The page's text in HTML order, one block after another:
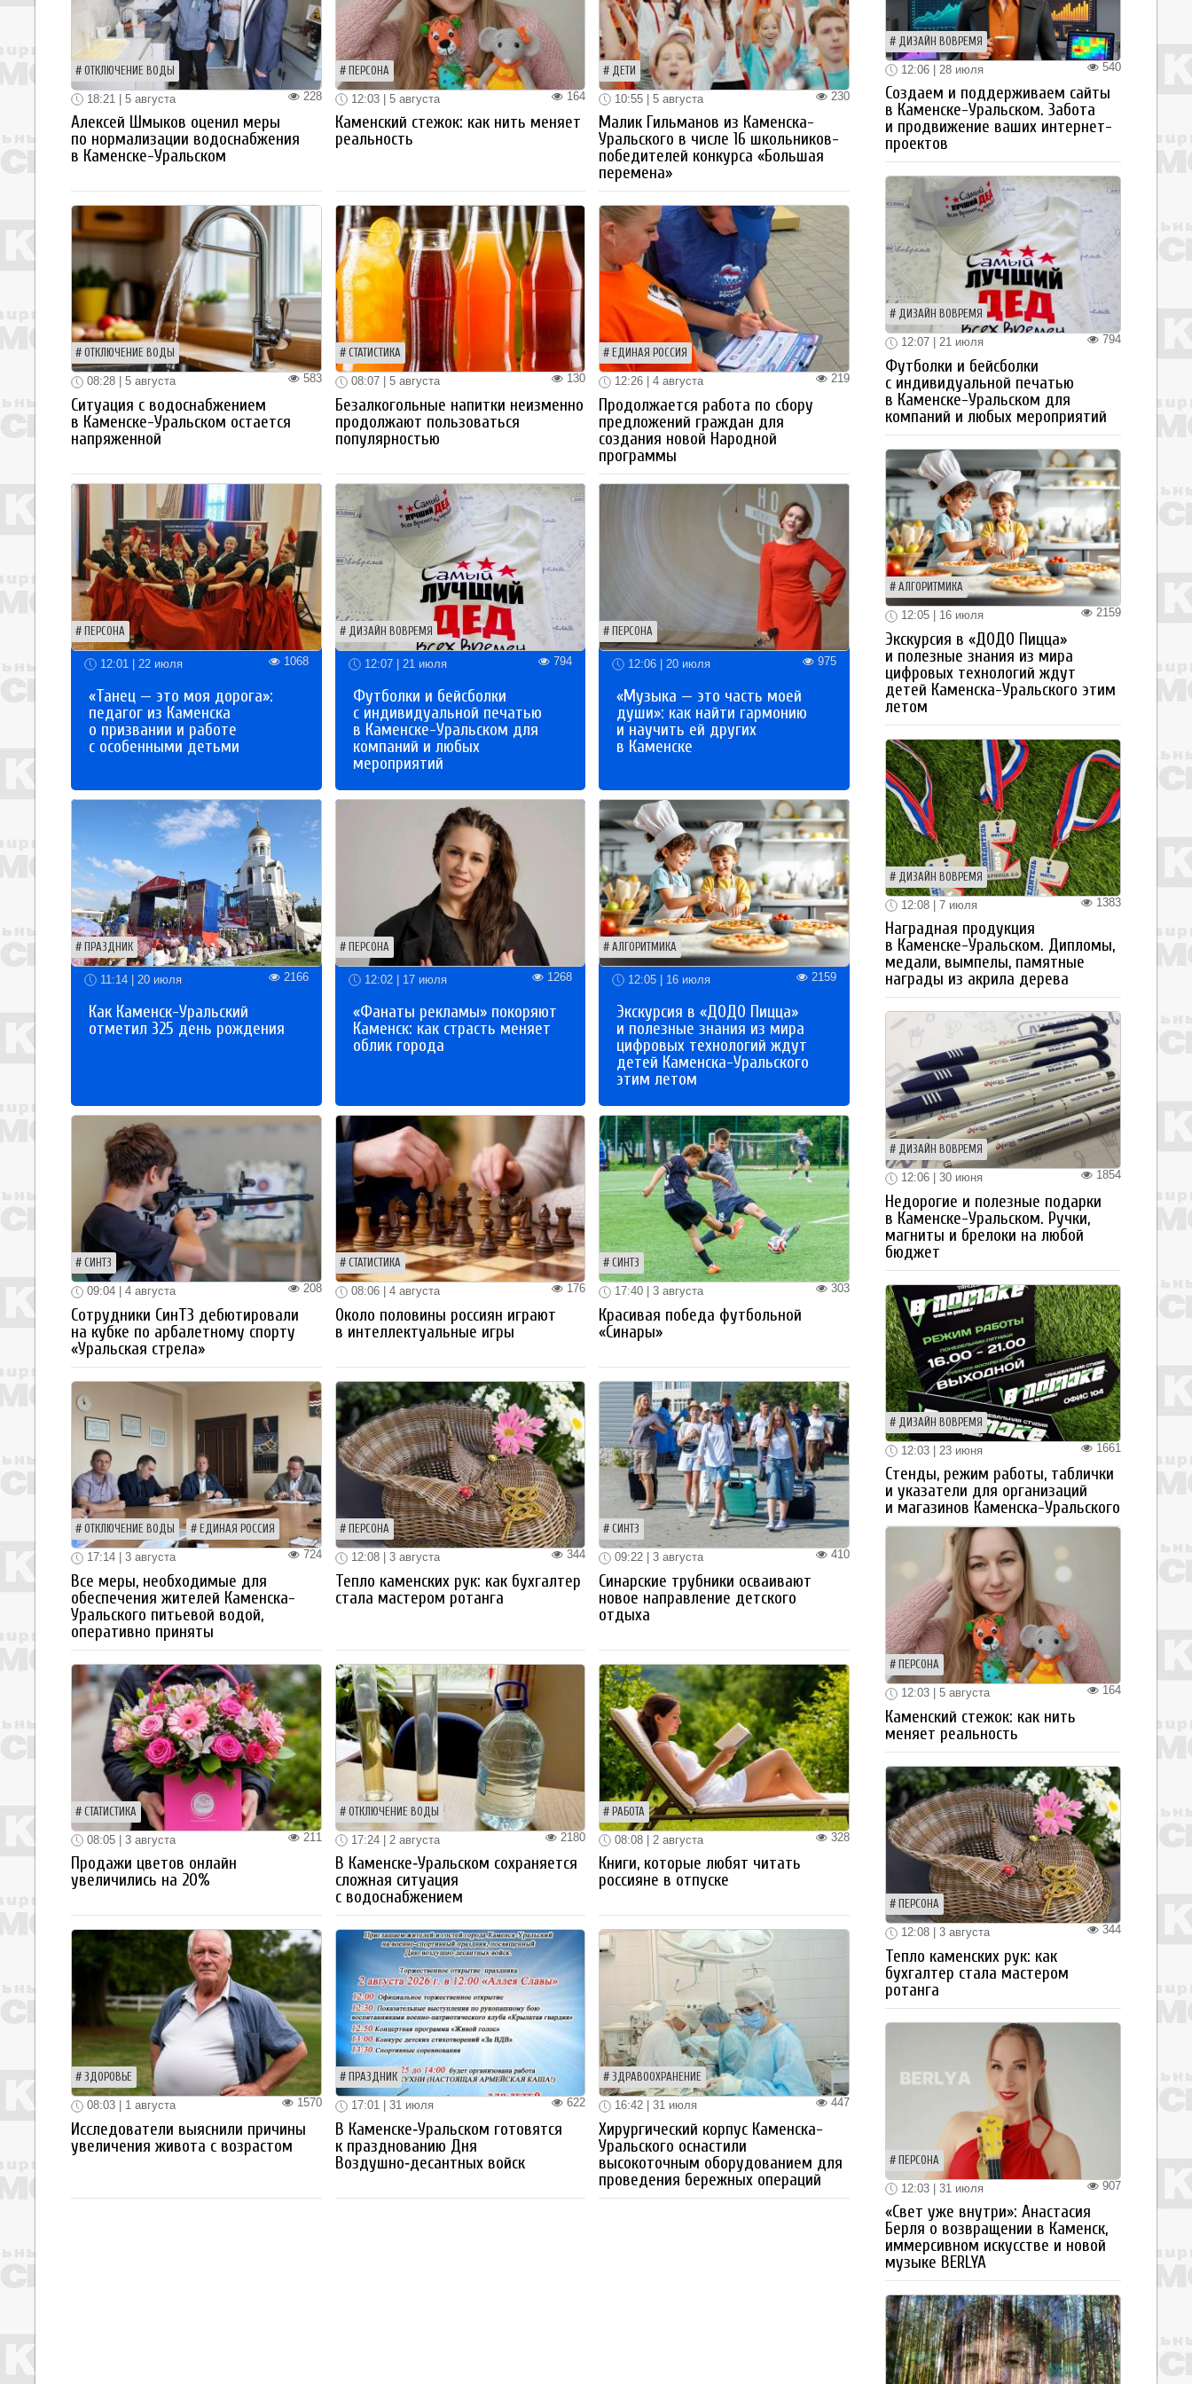
ОТКЛЮЧЕНИЕ ВОДЫ
228
18:21 | 5 августа
Алексей Шмыков оценил меры
по нормализации водоснабжения
в Каменске-Уральском
ПЕРСОНА
164
12:03 | 5 августа
Каменский стежок: как нить меняет
реальность
ДЕТИ
230
10:55 | 5 августа
Малик Гильманов из Каменска-
Уральского в числе 16 школьников-
победителей конкурса «Большая
перемена»
ОТКЛЮЧЕНИЕ ВОДЫ
583
08:28 | 5 августа
Ситуация с водоснабжением
в Каменске-Уральском остается
напряженной
СТАТИСТИКА
130
08:07 | 5 августа
Безалкогольные напитки неизменно
продолжают пользоваться
популярностью
ЕДИНАЯ РОССИЯ
219
12:26 | 4 августа
Продолжается работа по сбору
предложений граждан для
создания новой Народной
программы
ПЕРСОНА
12:01 | 22 июля 1068
«Танец — это моя дорога»:
педагог из Каменска
о призвании и работе
с особенными детьми
ДИЗАЙН ВОВРЕМЯ
12:07 | 21 июля 794
Футболки и бейсболки
с индивидуальной печатью
в Каменске-Уральском для
компаний и любых
мероприятий
ПЕРСОНА
12:06 | 20 июля 975
«Музыка — это часть моей
души»: как найти гармонию
и научить ей других
в Каменске
ПРАЗДНИК
11:14 | 20 июля 2166
Как Каменск-Уральский
отметил 325 день рождения
ПЕРСОНА
12:02 | 17 июля 1268
«Фанаты рекламы» покоряют
Каменск: как страсть меняет
облик города
АЛГОРИТМИКА
12:05 | 16 июля 2159
Экскурсия в «ДОДО Пицца»
и полезные знания из мира
цифровых технологий ждут
детей Каменска-Уральского
этим летом
СИНТЗ
208
09:04 | 4 августа
Сотрудники СинТЗ дебютировали
на кубке по арбалетному спорту
«Уральская стрела»
СТАТИСТИКА
176
08:06 | 4 августа
Около половины россиян играют
в интеллектуальные игры
СИНТЗ
303
17:40 | 3 августа
Красивая победа футбольной
«Синары»
ОТКЛЮЧЕНИЕ ВОДЫ ЕДИНАЯ РОССИЯ
724
17:14 | 3 августа
Все меры, необходимые для
обеспечения жителей Каменска-
Уральского питьевой водой,
оперативно приняты
ПЕРСОНА
344
12:08 | 3 августа
Тепло каменских рук: как бухгалтер
стала мастером ротанга
СИНТЗ
410
09:22 | 3 августа
Синарские трубники осваивают
новое направление детского
отдыха
СТАТИСТИКА
211
08:05 | 3 августа
Продажи цветов онлайн
увеличились на 20%
ОТКЛЮЧЕНИЕ ВОДЫ
2180
17:24 | 2 августа
В Каменске‑Уральском сохраняется
сложная ситуация
с водоснабжением
РАБОТА
328
08:08 | 2 августа
Книги, которые любят читать
россияне в отпуске
ЗДОРОВЬЕ
1570
08:03 | 1 августа
Исследователи выяснили причины
увеличения живота с возрастом
ПРАЗДНИК
622
17:01 | 31 июля
В Каменске‑Уральском готовятся
к празднованию Дня
Воздушно‑десантных войск
ЗДРАВООХРАНЕНИЕ
447
16:42 | 31 июля
Хирургический корпус Каменска-
Уральского оснастили
высокоточным оборудованием для
проведения бережных операций
ДИЗАЙН ВОВРЕМЯ
540
12:06 | 28 июля
Создаем и поддерживаем сайты
в Каменске-Уральском. Забота
и продвижение ваших интернет-
проектов
ДИЗАЙН ВОВРЕМЯ
794
12:07 | 21 июля
Футболки и бейсболки
с индивидуальной печатью
в Каменске-Уральском для
компаний и любых мероприятий
АЛГОРИТМИКА
2159
12:05 | 16 июля
Экскурсия в «ДОДО Пицца»
и полезные знания из мира
цифровых технологий ждут
детей Каменска-Уральского этим
летом
ДИЗАЙН ВОВРЕМЯ
1383
12:08 | 7 июля
Наградная продукция
в Каменске-Уральском. Дипломы,
медали, вымпелы, памятные
награды из акрила дерева
ДИЗАЙН ВОВРЕМЯ
1854
12:06 | 30 июня
Недорогие и полезные подарки
в Каменске-Уральском. Ручки,
магниты и брелоки на любой
бюджет
ДИЗАЙН ВОВРЕМЯ
1661
12:03 | 23 июня
Стенды, режим работы, таблички
и указатели для организаций
и магазинов Каменска-Уральского
ПЕРСОНА
164
12:03 | 5 августа
Каменский стежок: как нить
меняет реальность
ПЕРСОНА
344
12:08 | 3 августа
Тепло каменских рук: как
бухгалтер стала мастером
ротанга
ПЕРСОНА
907
12:03 | 31 июля
«Свет уже внутри»: Анастасия
Берля о возвращении в Каменск,
иммерсивном искусстве и новой
музыке BERLYA